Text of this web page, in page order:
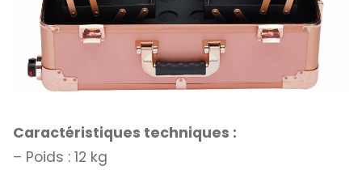
Caractéristiques techniques :
– Poids : 12 kg